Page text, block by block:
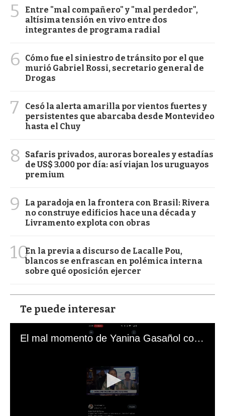
5
Entre "mal compañero" y "mal perdedor",
altísima tensión en vivo entre dos
integrantes de programa radial
6
Cómo fue el siniestro de tránsito por el que
murió Gabriel Rossi, secretario general de
Drogas
7
Cesó la alerta amarilla por vientos fuertes y
persistentes que abarcaba desde Montevideo
hasta el Chuy
8
Safaris privados, auroras boreales y estadías
de US$ 3.000 por día: así viajan los uruguayos
premium
9
La paradoja en la frontera con Brasil: Rivera
no construye edificios hace una década y
Livramento explota con obras
10En la previa a discurso de Lacalle Pou,
blancos se enfrascan en polémica interna
sobre qué oposición ejercer
Te puede interesar
El mal momento de Yanina Gasañol con un hincha argentino en "Subrayado"